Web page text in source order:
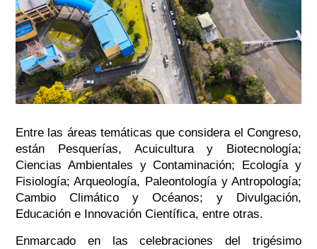
Entre las áreas temáticas que considera el Congreso,
están Pesquerías, Acuicultura y Biotecnología;
Ciencias Ambientales y Contaminación; Ecología y
Fisiología; Arqueología, Paleontología y Antropología;
Cambio Climático y Océanos; y Divulgación,
Educación e Innovación Científica, entre otras.
Enmarcado en las celebraciones del trigésimo